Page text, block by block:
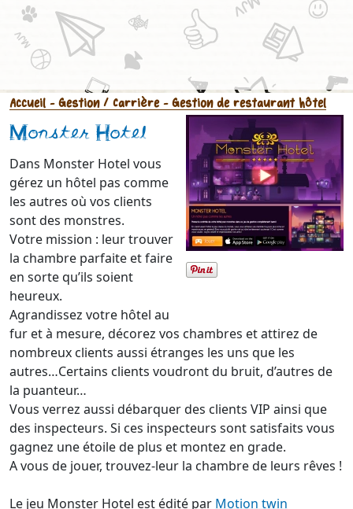
Accueil - Gestion / Carrière- Gestion de restaurant hôtel
Monster Hotel
Dans Monster Hotel vous
gérez un hôtel pas comme
les autres où vos clients
sont des monstres.
Votre mission : leur trouver
la chambre parfaite et faire
en sorte qu’ils soient
heureux.
Agrandissez votre hôtel au
fur et à mesure, décorez vos chambres et attirez de
nombreux clients aussi étranges les uns que les
autres…Certains clients voudront du bruit, d’autres de
la puanteur…
Vous verrez aussi débarquer des clients VIP ainsi que
des inspecteurs. Si ces inspecteurs sont satisfaits vous
gagnez une étoile de plus et montez en grade.
A vous de jouer, trouvez-leur la chambre de leurs rêves !
Le jeu Monster Hotel est édité par Motion twin